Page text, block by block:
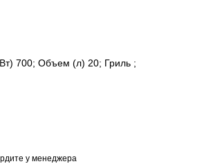
700; Объем (л) 20; Гриль ;
у менеджера